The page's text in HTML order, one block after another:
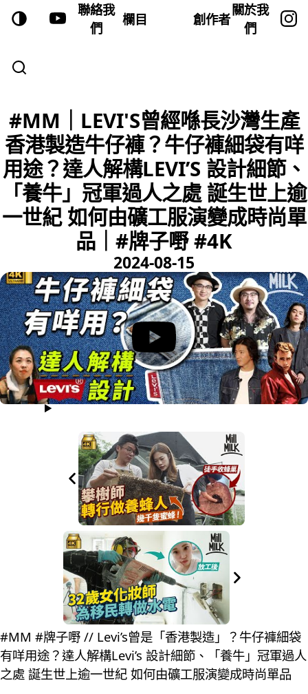
聯絡我
們
欄目 創作者
關於我
們
#MM｜LEVI'S曾經喺長沙灣生產
香港製造牛仔褲？牛仔褲細袋有咩
用途？達人解構LEVI’S 設計細節、
「養牛」冠軍過人之處 誕生世上逾
一世紀 如何由礦工服演變成時尚單
品｜#牌子嘢 #4K
2024-08-15
#MM #牌子嘢 // Levi’s曾是「香港製造」？牛仔褲細袋
有咩用途？達人解構Levi’s 設計細節、「養牛」冠軍過人
之處 誕生世上逾一世紀 如何由礦工服演變成時尚單品